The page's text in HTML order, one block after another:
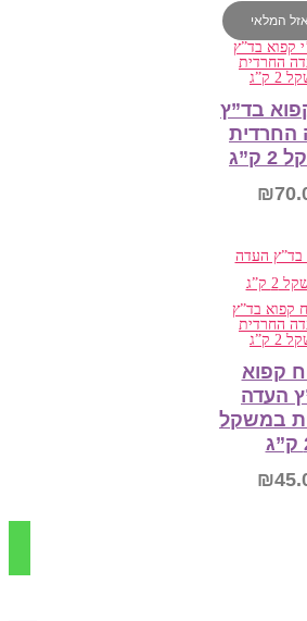
הוספה לסל
המלאי
בד”ץ
החרדית
ק”ג
₪
מידע נוסף
קפוא
העדה
במשקל
₪